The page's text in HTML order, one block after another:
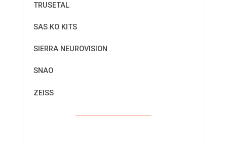
TRUSETAL
SAS KO KITS
SIERRA NEUROVISION
SNAO
ZEISS